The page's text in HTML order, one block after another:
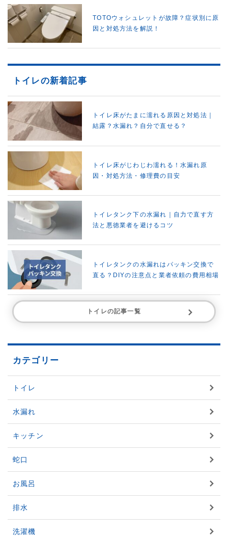
カテゴリー
トイレ
水漏れ
キッチン
蛇口
お風呂
排水
洗濯機
トイレの新着記事
トイレ床がたまに濡れる原因と対処法｜
結露？水漏れ？自分で直せる？
トイレ床がじわじわ濡れる！水漏れ原
因・対処方法・修理費の目安
トイレタンク下の水漏れ｜自力で直す方
法と悪徳業者を避けるコツ
トイレタンクの水漏れはパッキン交換で
直る？DIYの注意点と業者依頼の費用相場
トイレの記事一覧
TOTOウォシュレットが故障？症状別に原
因と対処方法を解説！